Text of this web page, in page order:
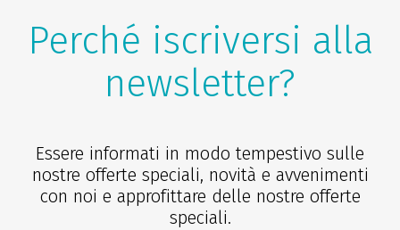
Perché iscriversi alla
newsletter?
Essere informati in modo tempestivo sulle
nostre offerte speciali, novità e avvenimenti
con noi e approfittare delle nostre offerte
speciali.